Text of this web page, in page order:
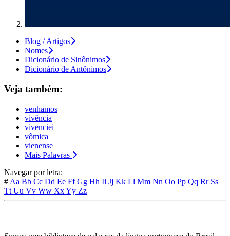
Blog / Artigos
Nomes
Dicionário de Sinônimos
Dicionário de Antônimos
Veja também:
venhamos
vivência
vivenciei
vômica
vienense
Mais Palavras
Navegar por letra:
# Aa Bb Cc Dd Ee FfGg Hh Ii Jj Kk Ll Mm Nn Oo Pp Qq Rr Ss
Tt Uu Vv Ww XxYy Zz